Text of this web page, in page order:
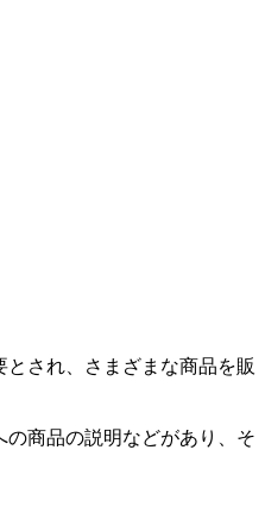
され、さまざまな商品を販
商品の説明などがあり、そ